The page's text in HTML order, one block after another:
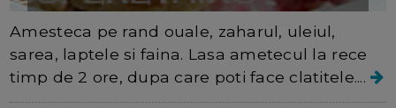
Amesteca pe rand ouale, zaharul, uleiul,
sarea, laptele si faina. Lasa ametecul la rece
timp de 2 ore, dupa care poti face clatitele....